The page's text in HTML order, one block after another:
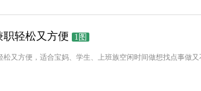
职轻松又方便 1图
松又方便，适合宝妈、学生、上班族空闲时间做想找点事做